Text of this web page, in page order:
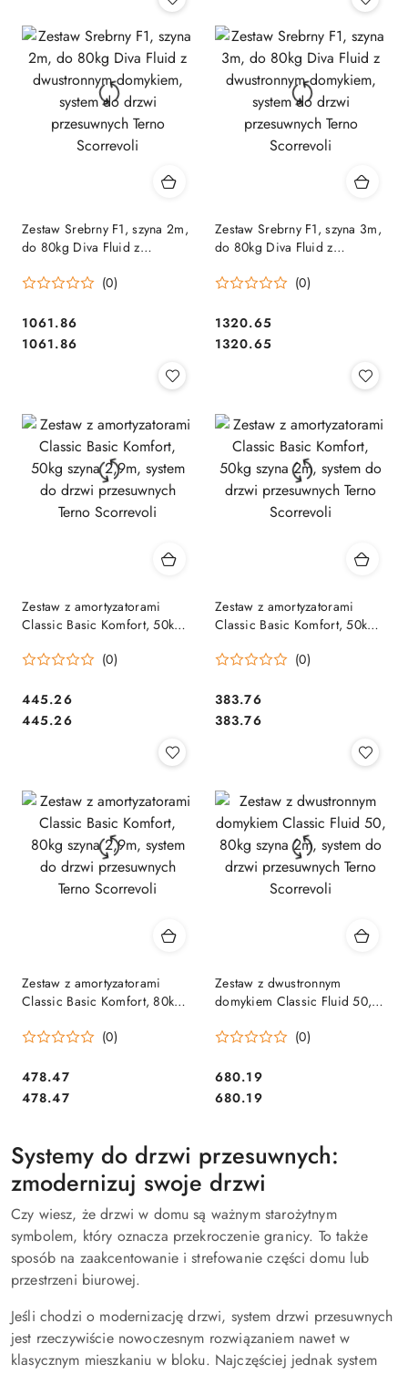
Zestaw Srebrny F1, szyna 2m,
do 80kg Diva Fluid z
system do drzwi przesuwnych
(0)
Cena:
1061.86
Cena:
1061.86
Zestaw Srebrny F1, szyna 3m,
do 80kg Diva Fluid z
system do drzwi przesuwnych
(0)
Cena:
1320.65
Cena:
1320.65
Zestaw z amortyzatorami
Classic Basic Komfort, 50kg
przesuwnych Terno Scorrevoli
(0)
Cena:
445.26
Cena:
445.26
Zestaw z amortyzatorami
Classic Basic Komfort, 50kg
przesuwnych Terno Scorrevoli
(0)
Cena:
383.76
Cena:
383.76
Zestaw z amortyzatorami
Classic Basic Komfort, 80kg
przesuwnych Terno Scorrevoli
(0)
Cena:
478.47
Cena:
478.47
Zestaw z dwustronnym
domykiem Classic Fluid 50,
drzwi przesuwnych Terno
(0)
Cena:
680.19
Cena:
680.19
Systemy do drzwi przesuwnych:
zmodernizuj swoje drzwi
Czy wiesz, że drzwi w domu są ważnym starożytnym
symbolem, który oznacza przekroczenie granicy. To także
sposób na zaakcentowanie i strefowanie części domu lub
przestrzeni biurowej.
Jeśli chodzi o modernizację drzwi, system drzwi przesuwnych
jest rzeczywiście nowoczesnym rozwiązaniem nawet w
klasycznym mieszkaniu w bloku. Najczęściej jednak system